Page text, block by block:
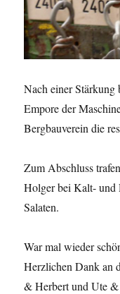
Nach einer
Empore der
Bergbauverein die
Zum Abschluss
Holger bei Kalt- und
Salaten.
War mal wieder
Herzlichen Dank an
& Herbert und Ute